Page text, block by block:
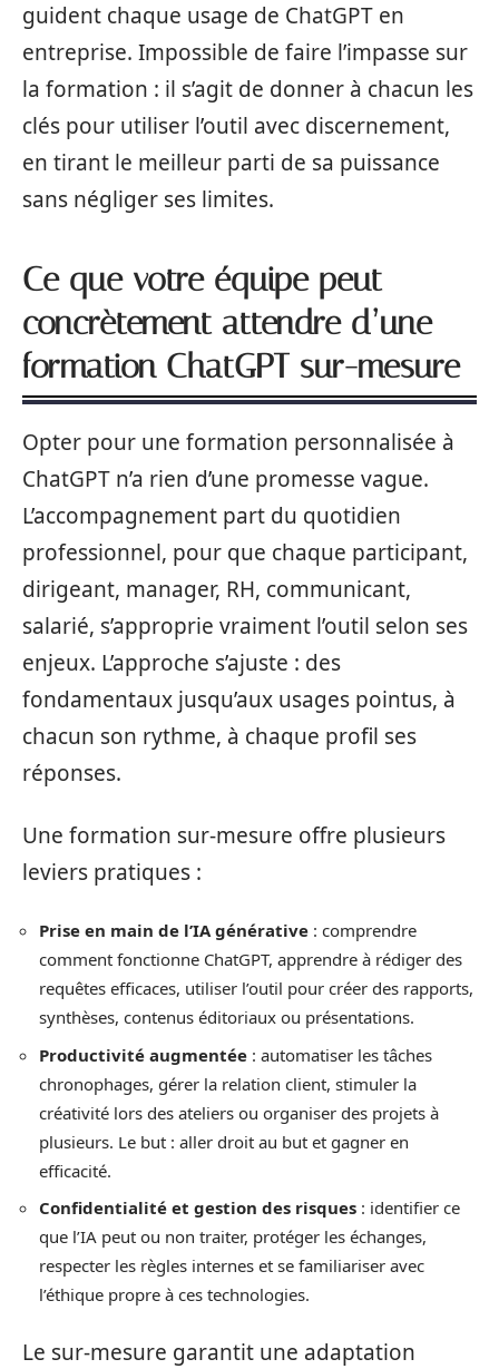
guident chaque usage de ChatGPT en
entreprise. Impossible de faire l’impasse sur
la formation : il s’agit de donner à chacun les
clés pour utiliser l’outil avec discernement,
en tirant le meilleur parti de sa puissance
sans négliger ses limites.
Ce que votre équipe peut
concrètement attendre d’une
formation ChatGPT sur-mesure
Opter pour une formation personnalisée à
ChatGPT n’a rien d’une promesse vague.
L’accompagnement part du quotidien
professionnel, pour que chaque participant,
dirigeant, manager, RH, communicant,
salarié, s’approprie vraiment l’outil selon ses
enjeux. L’approche s’ajuste : des
fondamentaux jusqu’aux usages pointus, à
chacun son rythme, à chaque profil ses
réponses.
Une formation sur-mesure offre plusieurs
leviers pratiques :
Prise en main de l’IA générative : comprendre
comment fonctionne ChatGPT, apprendre à rédiger des
requêtes efficaces, utiliser l’outil pour créer des rapports,
synthèses, contenus éditoriaux ou présentations.
Productivité augmentée : automatiser les tâches
chronophages, gérer la relation client, stimuler la
créativité lors des ateliers ou organiser des projets à
plusieurs. Le but : aller droit au but et gagner en
efficacité.
Confidentialité et gestion des risques : identifier ce
que l’IA peut ou non traiter, protéger les échanges,
respecter les règles internes et se familiariser avec
l’éthique propre à ces technologies.
Le sur-mesure garantit une adaptation